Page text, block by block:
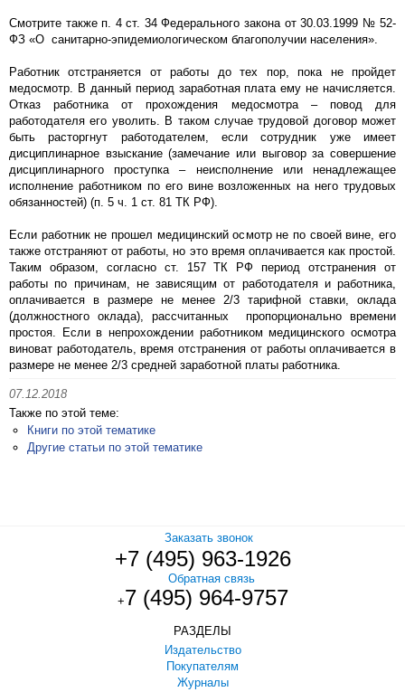
Смотрите также п. 4 ст. 34 Федерального закона от 30.03.1999 № 52-
ФЗ «О санитарно-эпидемиологическом благополучии населения».
Работник отстраняется от работы до тех пор, пока не пройдет
медосмотр. В данный период заработная плата ему не начисляется.
Отказ работника от прохождения медосмотра – повод для
работодателя его уволить. В таком случае трудовой договор может
быть расторгнут работодателем, если сотрудник уже имеет
дисциплинарное взыскание (замечание или выговор за совершение
дисциплинарного проступка – неисполнение или ненадлежащее
исполнение работником по его вине возложенных на него трудовых
обязанностей) (п. 5 ч. 1 ст. 81 ТК РФ).
Если работник не прошел медицинский осмотр не по своей вине, его
также отстраняют от работы, но это время оплачивается как простой.
Таким образом, согласно ст. 157 ТК РФ период отстранения от
работы по причинам, не зависящим от работодателя и работника,
оплачивается в размере не менее 2/3 тарифной ставки, оклада
(должностного оклада), рассчитанных пропорционально времени
простоя. Если в непрохождении работником медицинского осмотра
виноват работодатель, время отстранения от работы оплачивается в
размере не менее 2/3 средней заработной платы работника.
07.12.2018
Также по этой теме:
Книги по этой тематике
Другие статьи по этой тематике
Заказать звонок
+7 (495) 963-1926
Обратная связь
+7 (495) 964-9757
РАЗДЕЛЫ
Издательство
Покупателям
Журналы